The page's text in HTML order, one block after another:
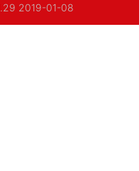
2019-01-08